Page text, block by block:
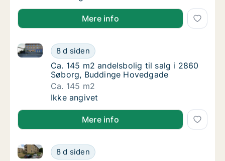
Mere info
Ca. 145 m2 andelsbolig til salg i 2860
8 d siden
Ca. 145 m2 andelsbolig til salg i 2860 Søborg,
Ca. 145 m2 andelsbolig til salg i 2860
Ca. 145 m2 andelsbolig til salg i 2860
Søborg, Buddinge Hovedgade
Ca. 145 m2
Ca. 145 m2 andelsbolig til salg i 2860
Ikke angivet
Mere info
Andelsbolig til salg i 2920 Charlottenlund,
8 d siden
Andelsbolig til salg i 2920 Charlottenlund, Blidahlund